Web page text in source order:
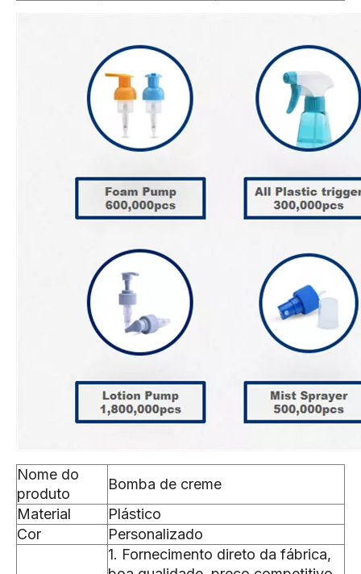
Nome do
produto
Bomba de creme
Material
Plástico
Cor
Personalizado
1. Fornecimento direto da fábrica,